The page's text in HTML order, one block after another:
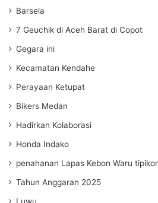
Barsela
7 Geuchik di Aceh Barat di Copot
Gegara ini
Kecamatan Kendahe
Perayaan Ketupat
Bikers Medan
Hadirkan Kolaborasi
Honda Indako
penahanan Lapas Kebon Waru tipikor
Tahun Anggaran 2025
Luwu